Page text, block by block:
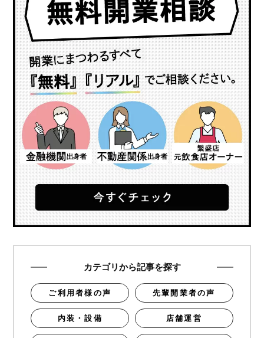
カテゴリから記事を探す
ご利用者様の声 先輩開業者の声
内装・設備 店舗運営